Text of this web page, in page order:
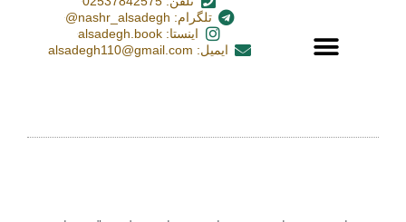
تلگرام: nashr_alsadegh@
اینستا: alsadegh.book
ایمیل: alsadegh110@gmail.com